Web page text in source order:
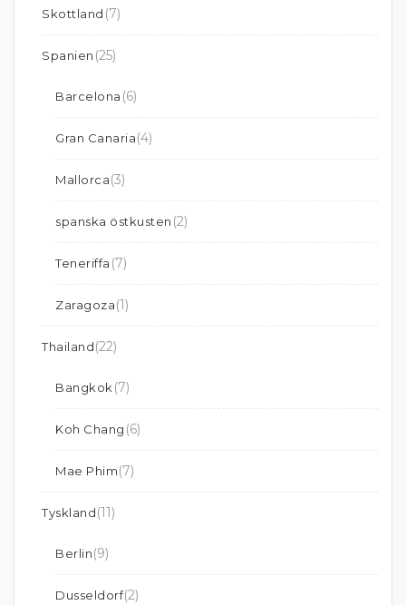
Skottland (7)
Spanien (25)
Barcelona (6)
Gran Canaria(4)
Mallorca(3)
spanska östkusten (2)
Teneriffa (7)
Zaragoza(1)
Thailand(22)
Bangkok (7)
Koh Chang (6)
Mae Phim(7)
Tyskland(11)
Berlin(9)
Dusseldorf(2)